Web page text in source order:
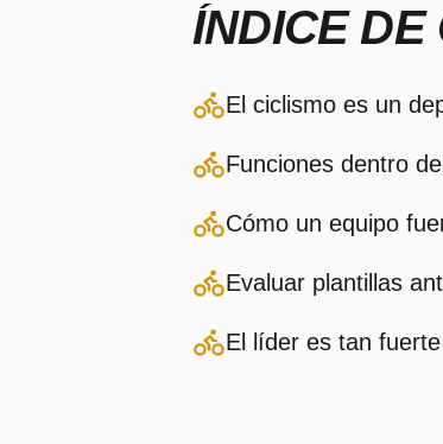
ÍNDICE DE
El ciclismo es un
Funciones dentro
Cómo un equipo
Evaluar plantillas
El líder es tan